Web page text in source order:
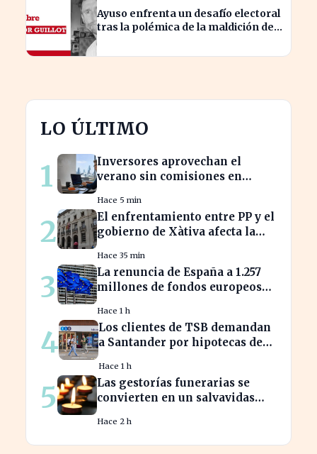
Ayuso enfrenta un desafío electoral
tras la polémica de la maldición de
LO ÚLTIMO
1
Inversores aprovechan el
verano sin comisiones en
significativos en bolsa
internacional
Hace 5 min
2
El enfrentamiento entre PP y el
gobierno de Xàtiva afecta la
Hace 35 min
3
La renuncia de España a 1.257
millones de fondos europeos
Hace 1 h
4
Los clientes de TSB demandan
a Santander por hipotecas de
Hace 1 h
5
Las gestorías funerarias se
convierten en un salvavidas
administrativo tras un
fallecimiento.
Hace 2 h